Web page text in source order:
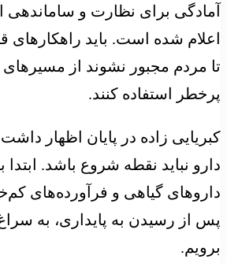
آمادگی برای نظارت و
اعلام شده است. باید راهکارهای
تا مردم مجبور نشوند از مسیرهای
پرخطر استفاده کنند.
کبریایی زاده در پایان اظهار
دارو نباید نقطه شروع باشد. ابتدا
داروهای گیاهی و فرآورده‌های
پس از رسیدن به پایداری، به
برویم.